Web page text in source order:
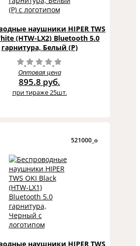
наушники HIPER TWS
(HTW-LX2) Bluetooth 5.0
гарнитура, Белый (Р)
Оптовая цена
895.8 руб.
при тираже 25шт.
521000_o
наушники HIPER TWS